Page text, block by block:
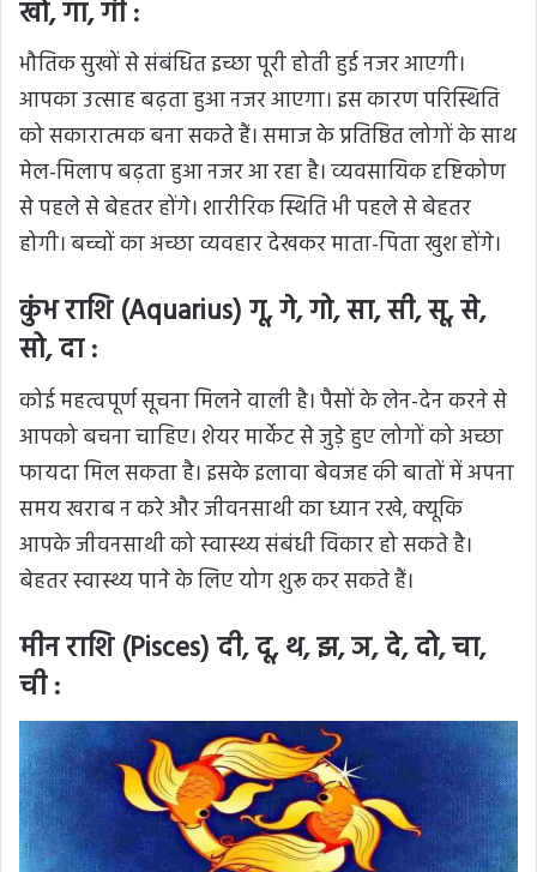
खो, गा, गी :
भौतिकसुखोंसे संबंधित इच्छा पूरी होती हुई नजर आएगी।
आपका उत्साह बढ़ता हुआ नजर आएगा। इस कारण परिस्थिति
को सकारात्मक बना सकते हैं। समाज के प्रतिष्ठित लोगों के साथ
मेल-मिलाप बढ़ता हुआ नजर आ रहा है। व्‍यवसायिक दृष्टिकोण
से पहले से बेहतर होंगे। शारीरिक स्थिति भी पहले से बेहतर
होगी। बच्चों का अच्छा व्यवहार देखकर माता-पिता खुश होंगे।
कुंभ राशि (Aquarius) गू, गे, गो, सा, सी, सू, से,
सो, दा :
कोई महत्वपूर्ण सूचना मिलने वाली है। पैसों के लेन-देन करने से
आपको बचना चाहिए। शेयर मार्केट से जुड़े हुए लोगों को अच्छा
फायदा मिल सकता है। इसके इलावा बेवजह की बातों में अपना
समय खराब न करे और जीवनसाथी का ध्यान रखे, क्यूकि
आपके जीवनसाथी को स्वास्थ्य संबंधी विकार हो सकते है।
बेहतर स्वास्थ्य पाने के लिए योग शुरू कर सकते हैं।
मीन राशि (Pisces) दी, दू, थ, झ, ञ, दे, दो, चा,
ची :